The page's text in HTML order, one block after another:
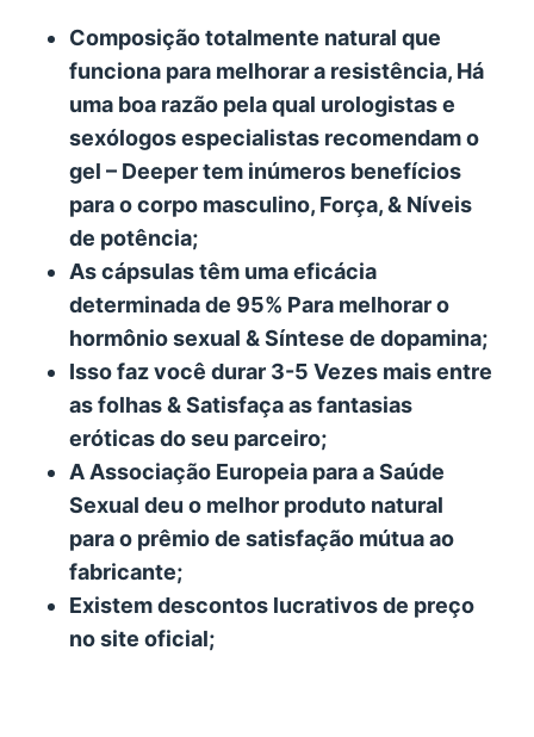
Composição totalmente natural que
funciona para melhorar a resistência, Há
uma boa razão pela qual urologistas e
sexólogos especialistas recomendam o
gel – Deeper tem inúmeros benefícios
para o corpo masculino, Força, & Níveis
de potência;
As cápsulas têm uma eficácia
determinada de 95% Para melhorar o
hormônio sexual & Síntese de dopamina;
Isso faz você durar 3-5 Vezes mais entre
as folhas & Satisfaça as fantasias
eróticas do seu parceiro;
A Associação Europeia para a Saúde
Sexual deu o melhor produto natural
para o prêmio de satisfação mútua ao
fabricante;
Existem descontos lucrativos de preço
no site oficial;